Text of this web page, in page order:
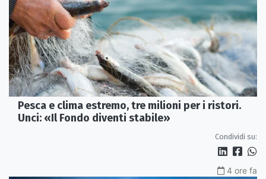
Pesca e clima estremo, tre milioni per i ristori.
Unci: «Il Fondo diventi stabile»
Condividi su:
4 ore fa